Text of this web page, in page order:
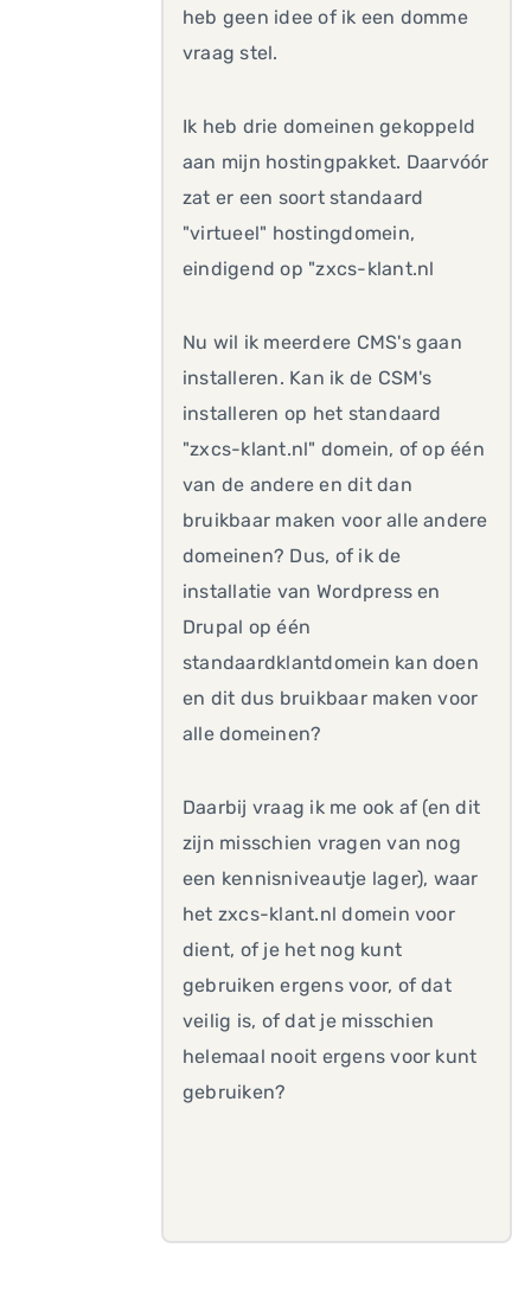
heb geen idee of ik een domme
vraag stel.
Ik heb drie domeinen gekoppeld
aan mijn hostingpakket. Daarvóór
zat er een soort standaard
"virtueel" hostingdomein,
eindigend op "zxcs-klant.nl
Nu wil ik meerdere CMS's gaan
installeren. Kan ik de CSM's
installeren op het standaard
"zxcs-klant.nl" domein, of op één
van de andere en dit dan
bruikbaar maken voor alle andere
domeinen? Dus, of ik de
installatie van Wordpress en
Drupal op één
standaardklantdomein kan doen
en dit dus bruikbaar maken voor
alle domeinen?
Daarbij vraag ik me ook af (en dit
zijn misschien vragen van nog
een kennisniveautje lager), waar
het zxcs-klant.nl domein voor
dient, of je het nog kunt
gebruiken ergens voor, of dat
veilig is, of dat je misschien
helemaal nooit ergens voor kunt
gebruiken?